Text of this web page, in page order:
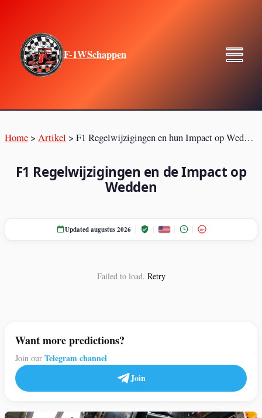
F-1WSchappen
Home > Artikel > F1 Regelwijzigingen en hun Impact op Weddenschappen
F1 Regelwijzigingen en de Impact op
Wedden
Updated augustus 2026 18+
Failed to load. Retry
Want more predictions?
Join our Telegram channel
Join